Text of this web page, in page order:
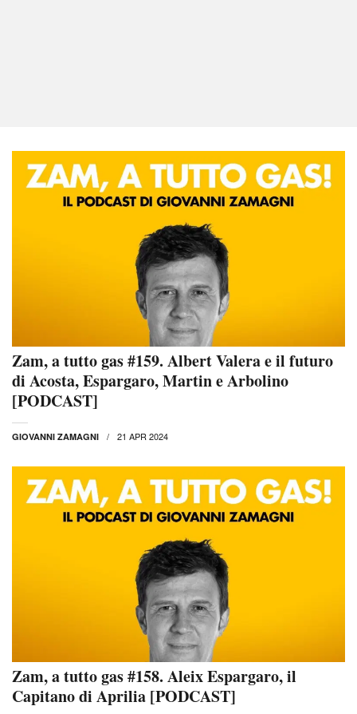
Zam, a tutto gas #159. Albert Valera e il futuro
di Acosta, Espargaro, Martin e Arbolino
[PODCAST]
GIOVANNI ZAMAGNI 21 APR 2024
Zam, a tutto gas #158. Aleix Espargaro, il
Capitano di Aprilia [PODCAST]